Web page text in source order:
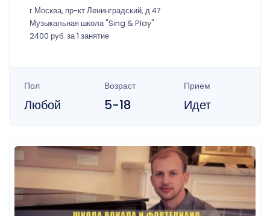
г Москва, пр-кт Ленинградский, д 47
Музыкальная школа "Sing & Play"
2400 руб. за 1 занятие
Пол
Любой
Возраст
5-18
Прием
Идет